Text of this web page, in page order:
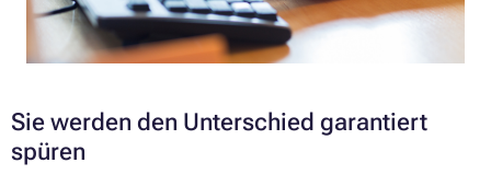
Sie werden den Unterschied garantiert
spüren